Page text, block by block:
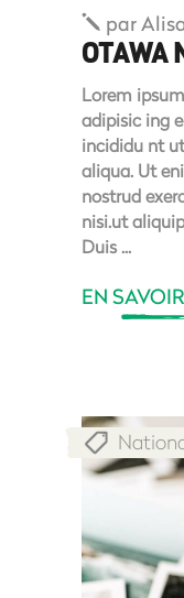
par
OTAWA
Lorem
adipisic ing
incididu nt
aliqua. Ut
nostrud
nisi.ut
Duis
EN